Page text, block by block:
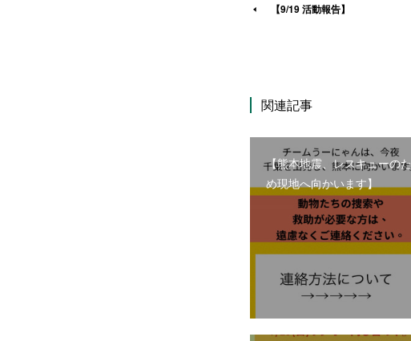
【9/19 活動報告】
関連記事
【熊本地震、レスキューのた
め現地へ向かいます】